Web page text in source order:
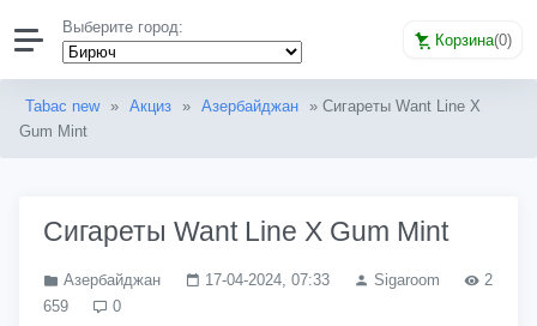
Выберите город:
Корзина(0)
Tabac new » Акциз » Азербайджан » Сигареты Want Line X
Gum Mint
Сигареты Want Line X Gum Mint
Азербайджан 17-04-2024, 07:33 Sigaroom
2
659
0